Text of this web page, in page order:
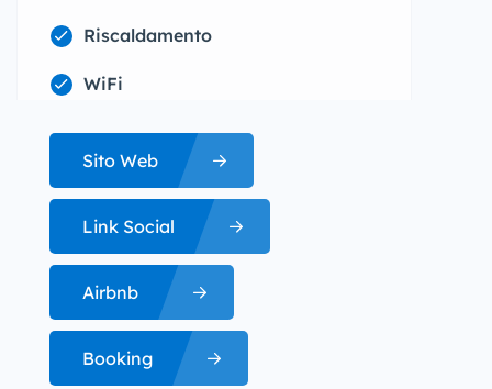
Riscaldamento
WiFi
Sito Web
Link Social
Airbnb
Booking